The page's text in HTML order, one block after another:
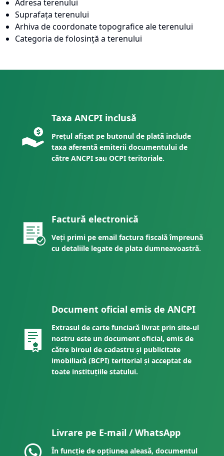
Adresa terenului
Suprafața terenului
Arhiva de coordonate topografice ale terenului
Categoria de folosință a terenului
Taxa ANCPI inclusă
Prețul afișat pe butonul de plată include
taxa aferentă emiterii documentului de
către ANCPI sau OCPI teritoriale.
Factură electronică
Veți primi pe email factura fiscală împreună
cu detaliile legate de plata dumneavoastră.
Document oficial emis de ANCPI
Extrasul de carte funciară livrat prin site-ul
nostru este un document oficial, emis de
către biroul de cadastru și publicitate
imobiliară (BCPI) teritorial și acceptat de
toate instituțiile statului.
Livrare pe E-mail / WhatsApp
În funcție de opțiunea aleasă, documentul